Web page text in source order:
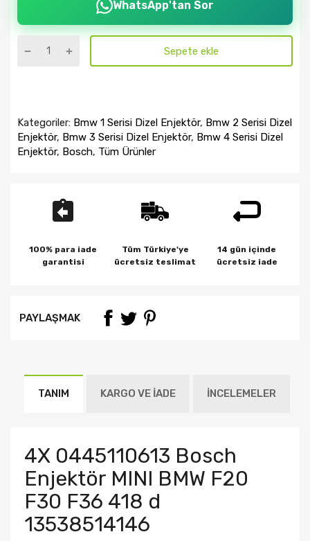
WhatsApp'tan Sor
Sepete ekle
Kategoriler: Bmw 1 Serisi Dizel Enjektör, Bmw 2 Serisi Dizel
Enjektör, Bmw 3 Serisi Dizel Enjektör, Bmw 4 Serisi Dizel
Enjektör, Bosch, Tüm Ürünler
100% para iade
garantisi
Tüm Türkiye'ye
ücretsiz teslimat
14 gün içinde
ücretsiz iade
PAYLAŞMAK
TANIM KARGO VE İADE İNCELEMELER
4X 0445110613 Bosch
Enjektör MINI BMW F20
F30 F36 418 d
13538514146